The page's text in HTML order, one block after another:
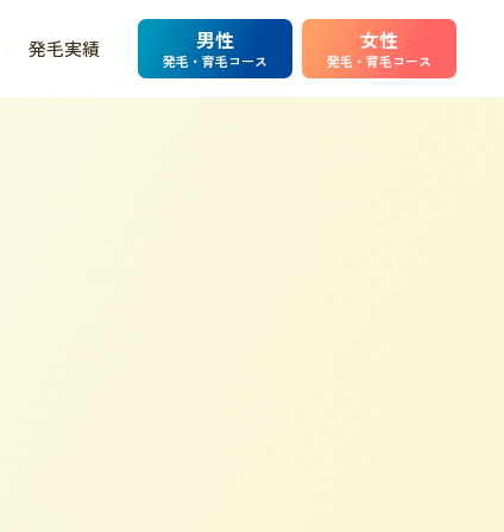
発毛実績 男性
発毛・育毛コース
女性
発毛・育毛コース